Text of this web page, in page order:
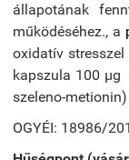
állapotának
működéséhez., a
oxidatív stresszel
kapszula 100 µg
szeleno-metionin)
OGYÉI: 18986/